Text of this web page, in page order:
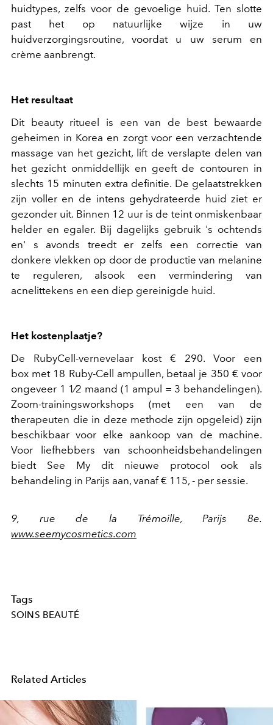
huidtypes, zelfs voor de gevoelige huid. Ten slotte
past het op natuurlijke wijze in uw
huidverzorgingsroutine, voordat u uw serum en
crème aanbrengt.
Het resultaat
Dit beauty ritueel is een van de best bewaarde
geheimen in Korea en zorgt voor een verzachtende
massage van het gezicht, lift de verslapte delen van
het gezicht onmiddellijk en geeft de contouren in
slechts 15 minuten extra definitie. De gelaatstrekken
zijn voller en de intens gehydrateerde huid ziet er
gezonder uit. Binnen 12 uur is de teint onmiskenbaar
helder en egaler. Bij dagelijks gebruik 's ochtends
en' s avonds treedt er zelfs een correctie van
donkere vlekken op door de productie van melanine
te reguleren, alsook een vermindering van
acnelittekens en een diep gereinigde huid.
Het kostenplaatje?
De RubyCell-vernevelaar kost € 290. Voor een
box met 18 Ruby-Cell ampullen, betaal je 350 € voor
ongeveer 1 1⁄2 maand (1 ampul = 3 behandelingen).
Zoom-trainingsworkshops (met een van de
therapeuten die in deze methode zijn opgeleid) zijn
beschikbaar voor elke aankoop van de machine.
Voor liefhebbers van schoonheidsbehandelingen
biedt See My dit nieuwe protocol ook als
behandeling in Parijs aan, vanaf € 115, - per sessie.
9, rue de la Trémoille, Parijs 8e.
www.seemycosmetics.com
Tags
SOINS BEAUTÉ
Related Articles